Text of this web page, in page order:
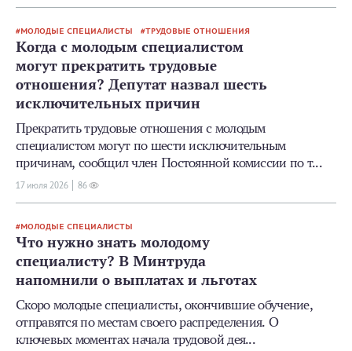
МОЛОДЫЕ СПЕЦИАЛИСТЫ ТРУДОВЫЕ ОТНОШЕНИЯ
Когда с молодым специалистом
могут прекратить трудовые
отношения? Депутат назвал шесть
исключительных причин
Прекратить трудовые отношения с молодым
специалистом могут по шести исключительным
причинам, сообщил член Постоянной комиссии по т...
17 июля 2026 86
МОЛОДЫЕ СПЕЦИАЛИСТЫ
Что нужно знать молодому
специалисту? В Минтруда
напомнили о выплатах и льготах
Скоро молодые специалисты, окончившие обучение,
отправятся по местам своего распределения. О
ключевых моментах начала трудовой дея...